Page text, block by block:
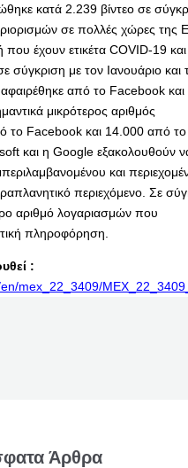
κατά 2.239 βίντεο σε
σε πολλές χώρες της
που έχουν ετικέτα COVID-19
με τον Ιανουάριο και
από το Facebook και
μικρότερος αριθμός
το Facebook και 14.000 από το
και η Google εξακολουθούν
και
περιεχόμενο. Σε
αριθμό λογαριασμών που
πληροφόρηση.
:
mex_22_3409/
Άρθρα